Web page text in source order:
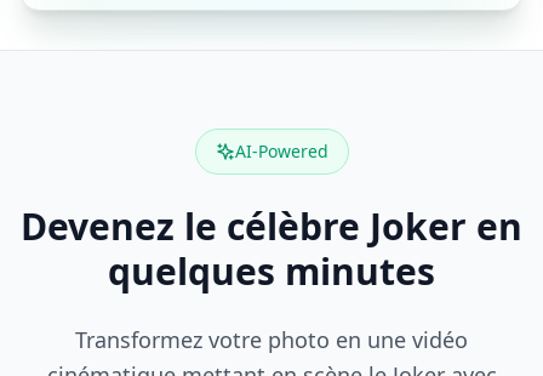
AI-Powered
Devenez le célèbre Joker en
quelques minutes
Transformez votre photo en une vidéo